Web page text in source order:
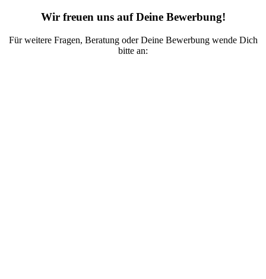
Wir freuen uns auf Deine Bewerbung!
Für weitere Fragen, Beratung oder Deine Bewerbung wende Dich
bitte an: